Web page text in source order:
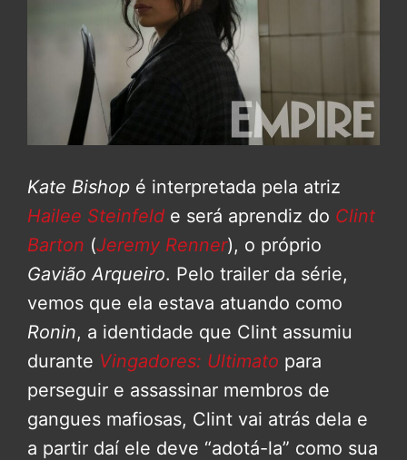
Kate Bishop é interpretada pela atriz
Hailee Steinfeld e será aprendiz do Clint
Barton (Jeremy Renner), o próprio
Gavião Arqueiro. Pelo trailer da série,
vemos que ela estava atuando como
Ronin, a identidade que Clint assumiu
durante Vingadores: Ultimato para
perseguir e assassinar membros de
gangues mafiosas, Clint vai atrás dela e
a partir daí ele deve “adotá-la” como sua